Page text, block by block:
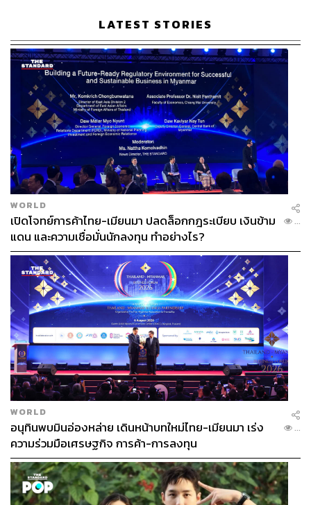
และการยุติธรรม
ธวัช สุระบาลอดีตผู้ว่าราชการจังหวัดศรีสะเกษ เป็น
ประธานคณะกรรมาธิการการเกษตรและสหกรณ์
วุฒิชาติ กัลยาณมิตรอดีตผู้ว่าการรถไฟแห่ง
ประเทศไทย เป็นประธานคณะกรรมาธิการการ
คมนาคม
นิรัตน์ อยู่ภักดีเป็นประธานคณะกรรมาธิการต่าง
ประเทศ
พล.อ. สวัสดิ์ ทัศนาอดีตฝ่ายอำนวยการประธานคณะผู้
ตรวจการแผ่นดิน เป็นประธานคณะกรรมาธิการการ
ทหารและความมั่นคงของรัฐ
LATEST STORIES
WORLD
เปิดโจทย์การค้าไทย-เมียนมา ปลดล็อกกฎระเบียบ เงินข้าม
แดน และความเชื่อมั่นนักลงทุน ทำอย่างไร?
...
WORLD
อนุทินพบมินอ่องหล่าย เดินหน้าบทใหม่ไทย-เมียนมา เร่ง
ความร่วมมือเศรษฐกิจ การค้า-การลงทุน
...